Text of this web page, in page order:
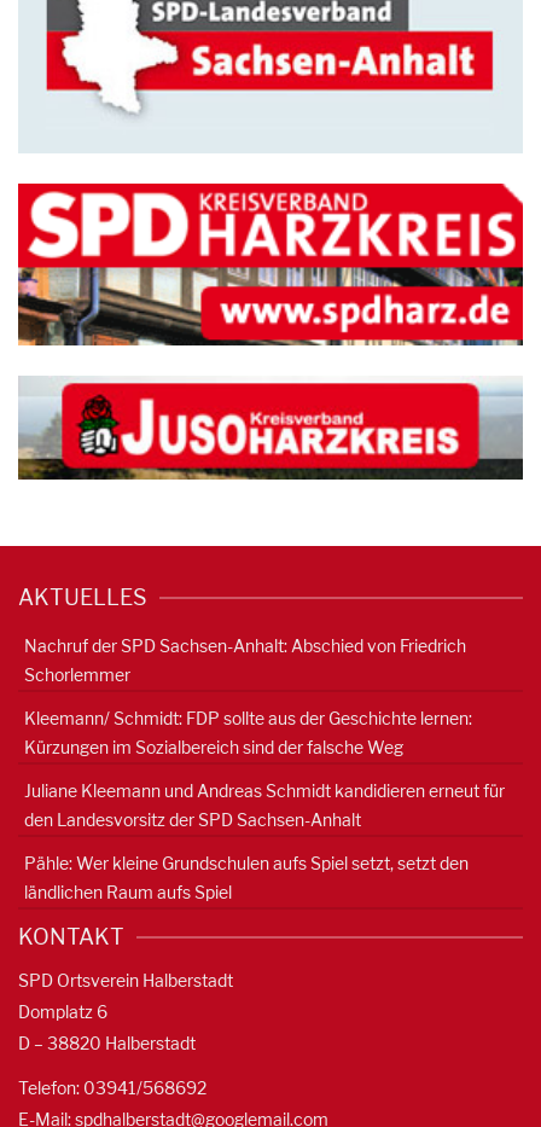
AKTUELLES
Nachruf der SPD Sachsen-Anhalt: Abschied von Friedrich
Schorlemmer
Kleemann/ Schmidt: FDP sollte aus der Geschichte lernen:
Kürzungen im Sozialbereich sind der falsche Weg
Juliane Kleemann und Andreas Schmidt kandidieren erneut für
den Landesvorsitz der SPD Sachsen-Anhalt
Pähle: Wer kleine Grundschulen aufs Spiel setzt, setzt den
ländlichen Raum aufs Spiel
KONTAKT
SPD Ortsverein Halberstadt
Domplatz 6
D – 38820 Halberstadt
Telefon: 03941/568692
E-Mail:spdhalberstadt@googlemail.com